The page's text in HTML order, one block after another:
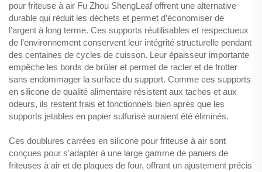
pour friteuse à air Fu Zhou ShengLeaf offrent une alternative
durable qui réduit les déchets et permet d’économiser de
l’argent à long terme. Ces supports réutilisables et respectueux
de l’environnement conservent leur intégrité structurelle pendant
des centaines de cycles de cuisson. Leur épaisseur importante
empêche les bords de brûler et permet de racler et de frotter
sans endommager la surface du support. Comme ces supports
en silicone de qualité alimentaire résistent aux taches et aux
odeurs, ils restent frais et fonctionnels bien après que les
supports jetables en papier sulfurisé auraient été éliminés.
Ces doublures carrées en silicone pour friteuse à air sont
conçues pour s'adapter à une large gamme de paniers de
friteuses à air et de plaques de four, offrant un ajustement précis